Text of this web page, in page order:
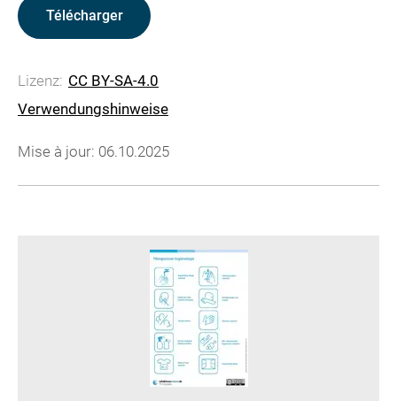
Télécharger
Lizenz: CC BY-SA-4.0
Verwendungshinweise
Mise à jour: 06.10.2025